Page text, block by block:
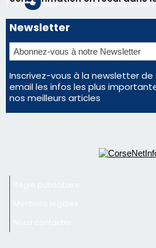
Régie publicitaire
Mentions légales
Nous contacter